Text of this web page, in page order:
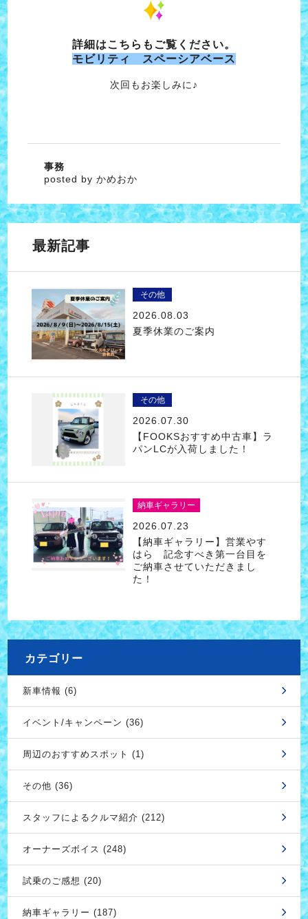
詳細はこちらもご覧ください。
モビリティ スペーシアベース
次回もお楽しみに♪
事務
posted by かめおか
最新記事
その他
2026.08.03
夏季休業のご案内
その他
2026.07.30
【FOOKSおすすめ中古車】ラ
パンLCが入荷しました！
納車ギャラリー
2026.07.23
【納車ギャラリー】営業やす
はら 記念すべき第一台目を
ご納車させていただきまし
た！
カテゴリー
新車情報 (6)
イベント/キャンペーン (36)
周辺のおすすめスポット (1)
その他 (36)
スタッフによるクルマ紹介 (212)
オーナーズボイス (248)
試乗のご感想 (20)
納車ギャラリー (187)